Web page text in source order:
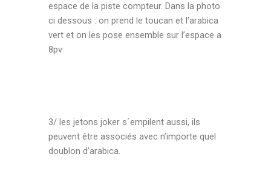
espace de la piste compteur. Dans la photo
ci dessous : on prend le toucan et l’arabica
vert et on les pose ensemble sur l’espace a
8pv
3/ les jetons joker s´empilent aussi, ils
peuvent être associés avec n’importe quel
doublon d’arabica.